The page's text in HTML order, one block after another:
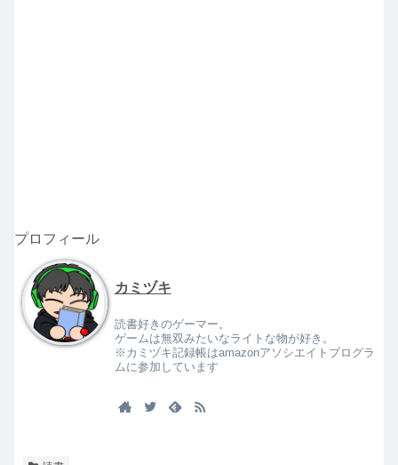
プロフィール
カミヅキ
読書好きのゲーマー。
ゲームは無双みたいなライトな物が好き。
※カミヅキ記録帳はamazonアソシエイトプログラ
ムに参加しています